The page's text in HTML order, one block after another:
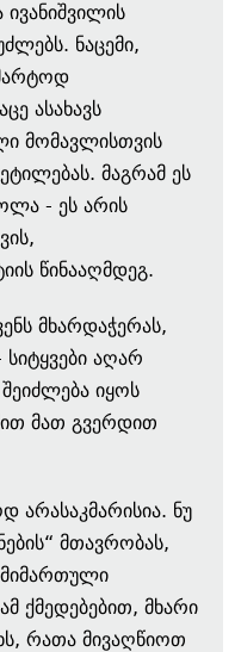
ნაცემი,
ასახავს
მომავლისთვის
მაგრამ ეს
- ეს არის
წინააღმდეგ.
მხარდაჭერას,
აღარ
იყოს
მათ გვერდით
არასაკმარისია. ნუ
მთავრობას,
ქმედებებით, მხარი
რათა მივაღწიოთ